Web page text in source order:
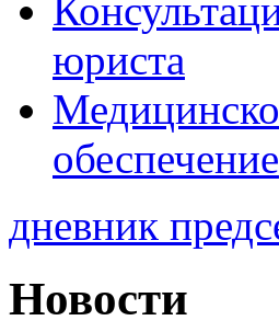
юриста
обеспечение
дневник
Новости